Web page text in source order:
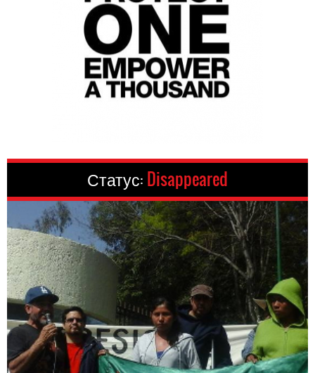
Статус: Disappeared